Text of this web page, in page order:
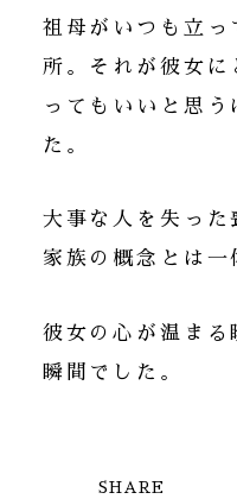
祖母がいつも立っ
所。それが彼女に
ってもいいと思う
た。
大事な人を失った
家族の概念とは一
彼女の心が温まる
瞬間でした。
SHARE